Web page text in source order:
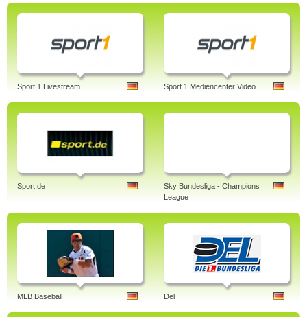
Sport 1 Livestream Sport 1 Mediencenter Video
Sport.de
Sky Bundesliga - Champions
League
MLB Baseball Del